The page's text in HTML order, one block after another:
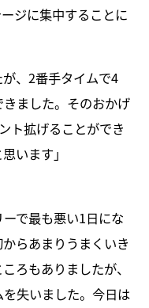
ジに集中することに
、2番手タイムで4
ました。そのおかげ
ト拡げることができ
います」
ーで最も悪い1日にな
らあまりうまくいき
ろもありましたが、
失いました。今日は